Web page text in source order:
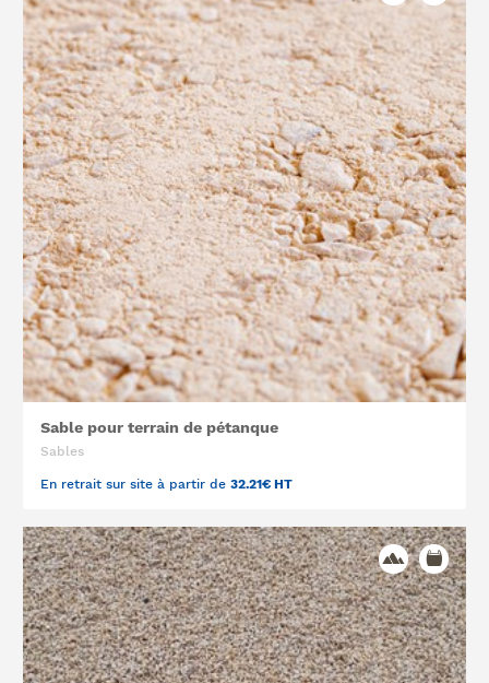
Sable pour terrain de pétanque
Sables
En retrait sur site à partir de 32.21€ HT